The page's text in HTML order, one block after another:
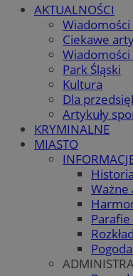
AKTUALNOŚCI
Ciekawe
Park Śląski
Kultura
Dla
Artykuły
KRYMINALNE
MIASTO